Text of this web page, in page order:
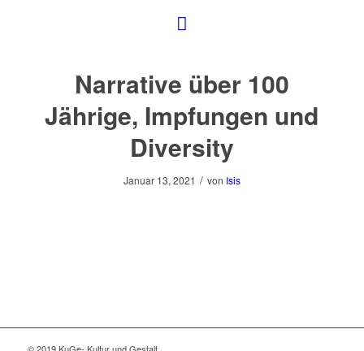
Narrative über 100
Jährige, Impfungen und
Diversity
Januar 13, 2021 / von Isis